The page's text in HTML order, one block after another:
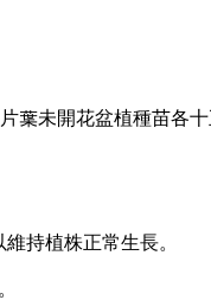
葉未開花盆植種苗各十
持植株正常生長。